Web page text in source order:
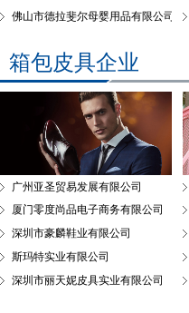
佛山市德拉斐尔母婴用品有限公司
箱包皮具企业
广州亚圣贸易发展有限公司
厦门零度尚品电子商务有限公司
深圳市豪麟鞋业有限公司
斯玛特实业有限公司
深圳市丽天妮皮具实业有限公司